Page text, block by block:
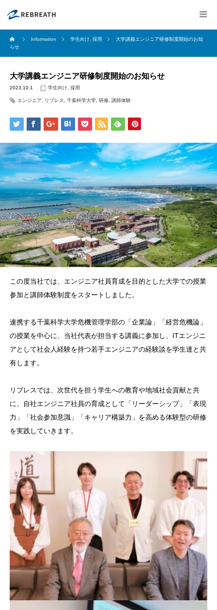
Information 学生向け 採用
大学講義エンジニア研修制度開始のお知
らせ
大学講義エンジニア研修制度開始のお知らせ
2023.10.1 学生向け 採用
エンジニア リブレス 千葉科学大学 研修 講師体験
この度当社では、エンジニア社員育成を目的とした大学での授業
参加と講師体験制度をスタートしました。
連携する千葉科学大学危機管理学部の「企業論」「経営危機論」
の授業を中心に、当社代表が担当する講義に参加し、ITエンジニ
アとして社会人経験を持つ若手エンジニアの経験談を学生達と共
有します。
リブレスでは、次世代を担う学生への教育や地域社会貢献と共
に、自社エンジニア社員の育成として「リーダーシップ」「表現
力」「社会参加意識」「キャリア構築力」を高める体験型の研修
を実践していきます。